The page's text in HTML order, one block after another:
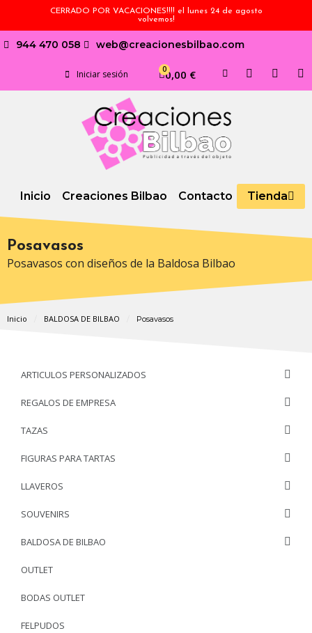
CERRADO POR VACACIONES!!!! el lunes 24 de agosto
volvemos!
944 470 058 web@creacionesbilbao.com
Iniciar sesión 0,00 €
Inicio Creaciones Bilbao Contacto Tienda
Posavasos
Posavasos con diseños de la Baldosa Bilbao
Inicio BALDOSA DE BILBAO Posavasos
ARTICULOS PERSONALIZADOS
REGALOS DE EMPRESA
TAZAS
FIGURAS PARA TARTAS
LLAVEROS
SOUVENIRS
BALDOSA DE BILBAO
OUTLET
BODAS OUTLET
FELPUDOS